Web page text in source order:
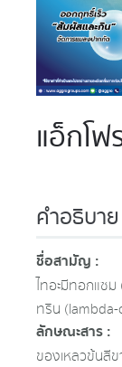
แอ็กโฟ
คำอธิบาย
ชื่อสามัญ :
ไทอะมีทอกแซ
ทริน
ลักษณะสาร :
ของเหลวข้นสีข